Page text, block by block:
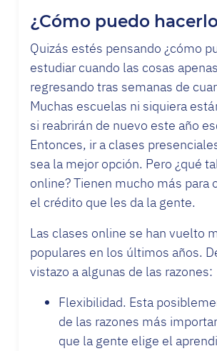
¿Cómo puedo
Quizás estés pensando ¿cómo
estudiar cuando las cosas
regresando tras semanas de
Muchas escuelas ni siquiera
si reabrirán de nuevo este año
Entonces, ir a clases
sea la mejor opción. Pero ¿qué
online? Tienen mucho más para
el crédito que les da la gente.
Las clases online se han vuelto
populares en los últimos años.
vistazo a algunas de las razones:
Flexibilidad. Esta
de las razones más
que la gente elige el